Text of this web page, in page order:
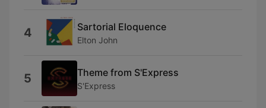
4 Sartorial Eloquence
Elton John
5 Theme from S'Express
S'Express